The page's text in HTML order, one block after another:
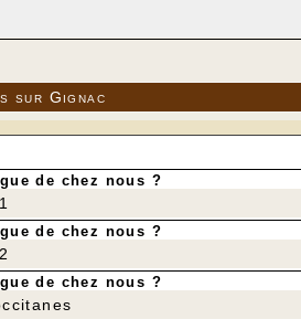
sur Gignac
de chez nous ?
de chez nous ?
de chez nous ?